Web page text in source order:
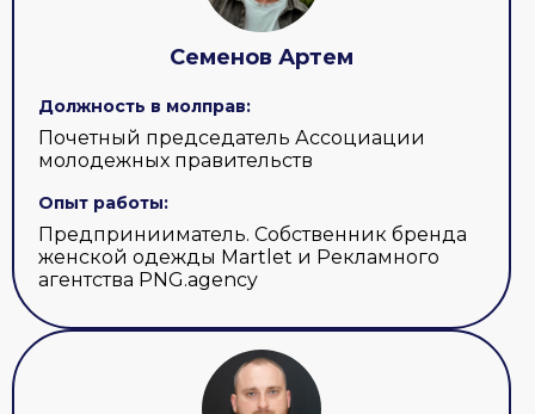
Семенов Артем
Должность в молправ:
Почетный председатель Ассоциации
молодежных правительств
Опыт работы:
Предпринииматель. Собственник бренда
женской одежды Martlet и Рекламного
агентства PNG.agency